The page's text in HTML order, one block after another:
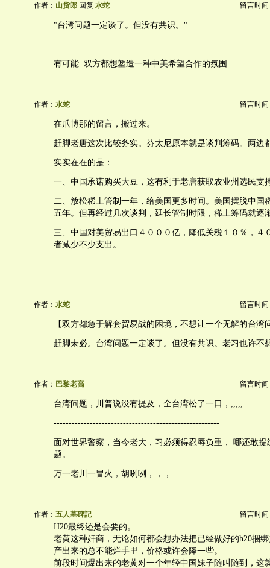
作者： 山货郎 回复 水蛇 留言时间
"台湾问题一定谈了。但没有共识。"
有可能. 双方都想塑造一种中美希望合作的氛围.
作者： 水蛇 留言时间
在爪博那的留言，搬过来。
赶脚老唐这次比较务实。芬太尼原本就是谈判筹码。两边
实实在在的是：
一、中国承诺购买大豆，这有利于老唐获取农业州选民支
二、放松稀土管制一年，给美国更多时间。美国摆脱中国
五年。但再经过几次谈判，延长管制时限，稀土筹码就逐
三、中国对美贸易出口４０００亿，降低关税１０％，４
者减少不少支出。
作者： 水蛇 留言时间
【双方都急于解套贸易战的困境，不想让一个无解的台湾
赶脚未必。台湾问题一定谈了。但没有共识。老习也许不
作者： 巴黎老高 留言时间
台湾问题，川普说没有提及，全台湾松了一口，,,,,,
-------------------------------------------------------
面对世界警察，当今老大，习必须得忍辱负重， 哪还敢
题。
万一老川一冒火，胡咧咧，，，
作者： 五人墓碑記 留言时间
H20最终还是会要的。
老黄这种奸商，无论如何都会想办法把已经做好的h20捆
产出来的总不能烂手里，价格或许会降一些。
前段时间爆出来的老黄对一个年轻中国妹子随叫随到，这